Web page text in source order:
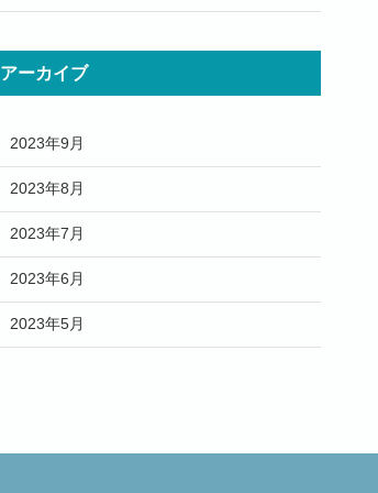
アーカイブ
2023年9月
2023年8月
2023年7月
2023年6月
2023年5月